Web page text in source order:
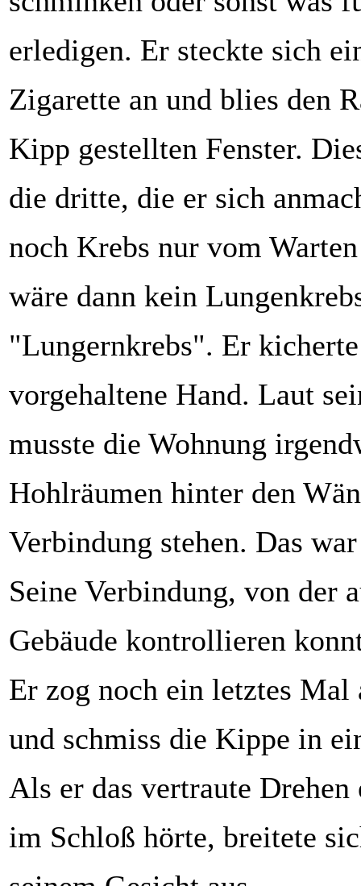
erledigen. Er steckte sich
Zigarette an und blies den
Kipp gestellten Fenster.
die dritte, die er sich
noch Krebs nur vom
wäre dann kein
"Lungernkrebs". Er
vorgehaltene Hand. Laut
musste die Wohnung
Hohlräumen hinter den
Verbindung stehen. Das
Seine Verbindung, von der
Gebäude kontrollieren
Er zog noch ein letztes Mal
und schmiss die Kippe in
Als er das vertraute Drehen
im Schloß hörte, breitete